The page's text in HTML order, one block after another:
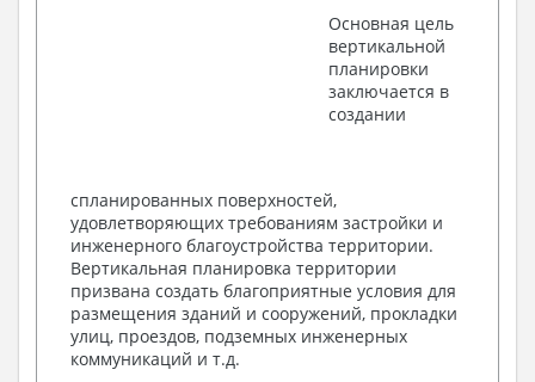
Разрезы и состав конструкций
Фасады с ведомостью внешних отделок
Элементы проемов – спецификация
Ведомость перемычек – сечения и
Архитектурные узлы в конструкциях
2. Конструктивный раздел:
Общие данные по проекту
Схемы расположения и расчеты фундаментов
Элементы каркаса – схемы расположения
Схема расположения перекрытий
Опоры перекрытия на стены или Узлы
Основная цель
вертикальной
планировки
заключается в
создании
спланированных поверхностей,
удовлетворяющих требованиям застройки и
инженерного благоустройства территории.
Вертикальная планировка территории
призвана создать благоприятные условия для
размещения зданий и сооружений, прокладки
улиц, проездов, подземных инженерных
коммуникаций и т.д.